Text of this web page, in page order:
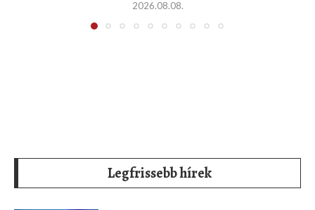
2026.08.08.
Legfrissebb hírek